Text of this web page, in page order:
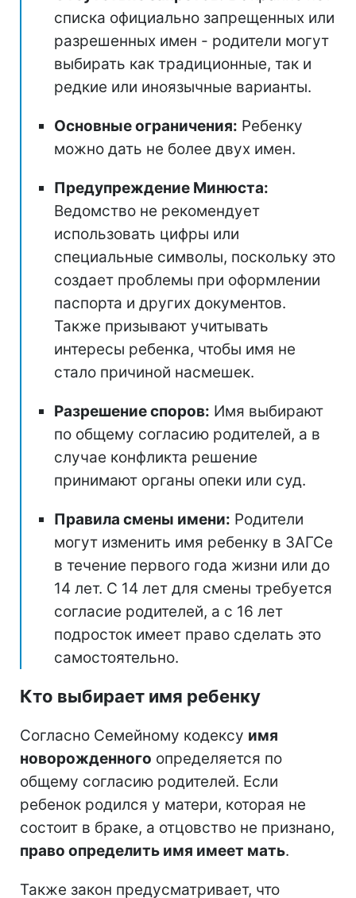
списка официально запрещенных или
разрешенных имен - родители могут
выбирать как традиционные, так и
редкие или иноязычные варианты.
Основные ограничения: Ребенку
можно дать не более двух имен.
Предупреждение Минюста:
Ведомство не рекомендует
использовать цифры или
специальные символы, поскольку это
создает проблемы при оформлении
паспорта и других документов.
Также призывают учитывать
интересы ребенка, чтобы имя не
стало причиной насмешек.
Разрешение споров: Имя выбирают
по общему согласию родителей, а в
случае конфликта решение
принимают органы опеки или суд.
Правила смены имени: Родители
могут изменить имя ребенку в ЗАГСе
в течение первого года жизни или до
14 лет. С 14 лет для смены требуется
согласие родителей, а с 16 лет
подросток имеет право сделать это
самостоятельно.
Кто выбирает имя ребенку
Согласно Семейному кодексу имя
новорожденного определяется по
общему согласию родителей. Если
ребенок родился у матери, которая не
состоит в браке, а отцовство не признано,
право определить имя имеет мать.
Также закон предусматривает, что